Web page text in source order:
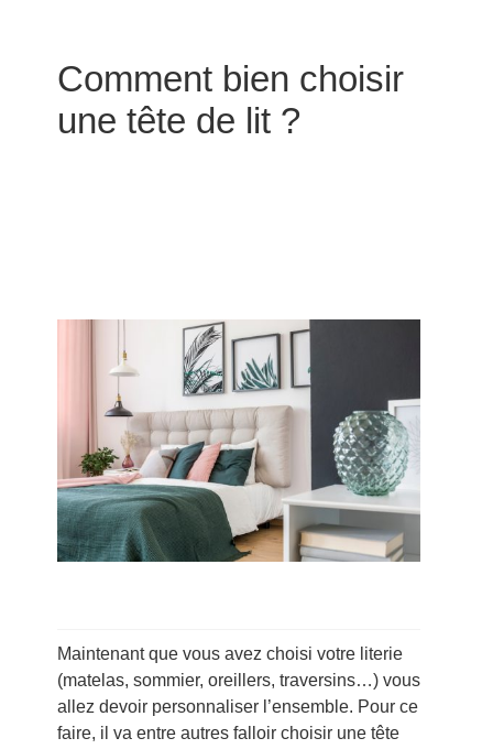
Comment bien choisir
une tête de lit ?
Maintenant que vous avez choisi votre literie
(matelas, sommier, oreillers, traversins…) vous
allez devoir personnaliser l’ensemble. Pour ce
faire, il va entre autres falloir choisir une tête